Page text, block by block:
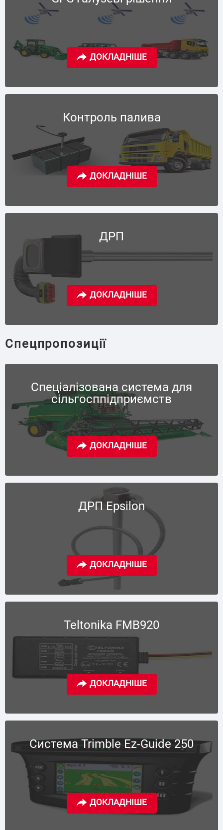
Контроль палива
ДРП
Спецпропозиції
Спеціалізована система для
сільгосппідприємств
ДРП Epsilon
Teltonika FMB920
Система Trimble Ez-Guide 250